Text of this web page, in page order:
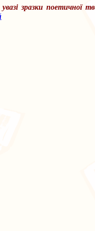
зразки поетичної